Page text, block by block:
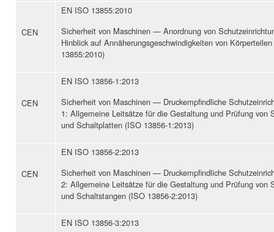
CEN
EN ISO 13855:2010
Sicherheit von Maschinen — Anordnung von
Hinblick auf Annäherungsgeschwindigkeiten von
13855:2010)
CEN
EN ISO 13856-1:2013
Sicherheit von Maschinen — Druckempfindliche
1: Allgemeine Leitsätze für die Gestaltung und Prüfung von
und Schaltplatten (ISO 13856-1:2013)
CEN
EN ISO 13856-2:2013
Sicherheit von Maschinen — Druckempfindliche
2: Allgemeine Leitsätze für die Gestaltung und Prüfung von
und Schaltstangen (ISO 13856-2:2013)
EN ISO 13856-3:2013